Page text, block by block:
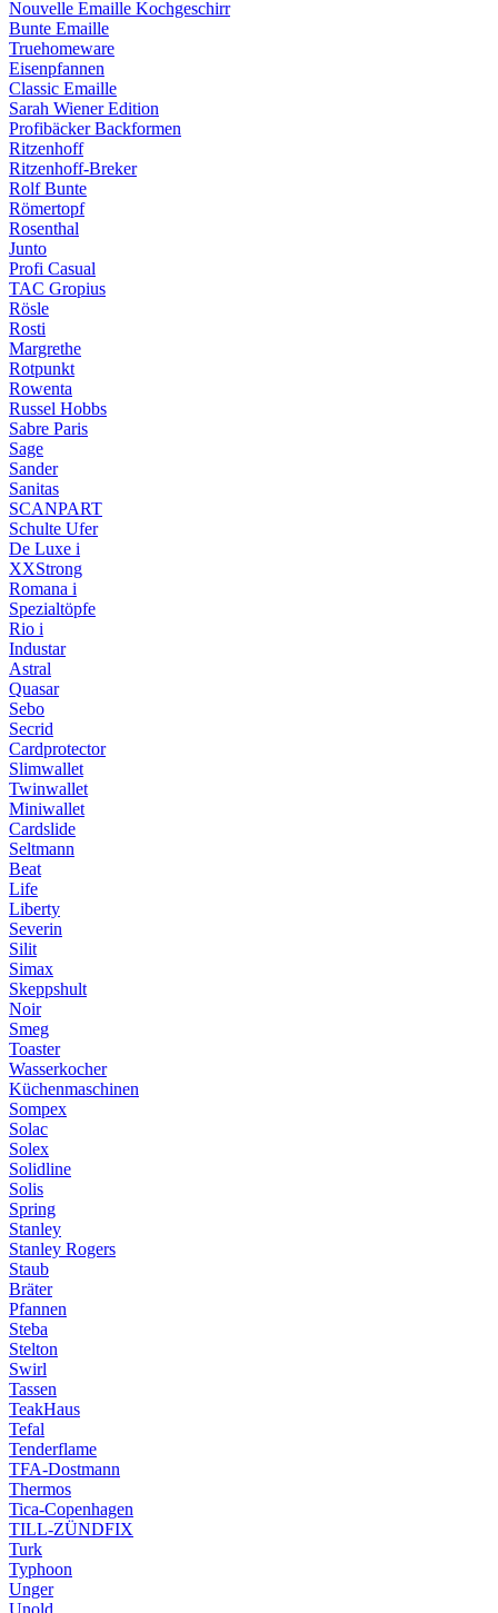
Nouvelle Emaille Kochgeschirr
Bunte Emaille
Truehomeware
Eisenpfannen
Classic Emaille
Sarah Wiener Edition
Profibäcker Backformen
Ritzenhoff
Ritzenhoff-Breker
Rolf Bunte
Römertopf
Rosenthal
Junto
Profi Casual
TAC Gropius
Rösle
Rosti
Margrethe
Rotpunkt
Rowenta
Russel Hobbs
Sabre Paris
Sage
Sander
Sanitas
SCANPART
Schulte Ufer
De Luxe i
XXStrong
Romana i
Spezialtöpfe
Rio i
Industar
Astral
Quasar
Sebo
Secrid
Cardprotector
Slimwallet
Twinwallet
Miniwallet
Cardslide
Seltmann
Beat
Life
Liberty
Severin
Silit
Simax
Skeppshult
Noir
Smeg
Toaster
Wasserkocher
Küchenmaschinen
Sompex
Solac
Solex
Solidline
Solis
Spring
Stanley
Stanley Rogers
Staub
Bräter
Pfannen
Steba
Stelton
Swirl
Tassen
TeakHaus
Tefal
Tenderflame
TFA-Dostmann
Thermos
Tica-Copenhagen
TILL-ZÜNDFIX
Turk
Typhoon
Unger
Unold